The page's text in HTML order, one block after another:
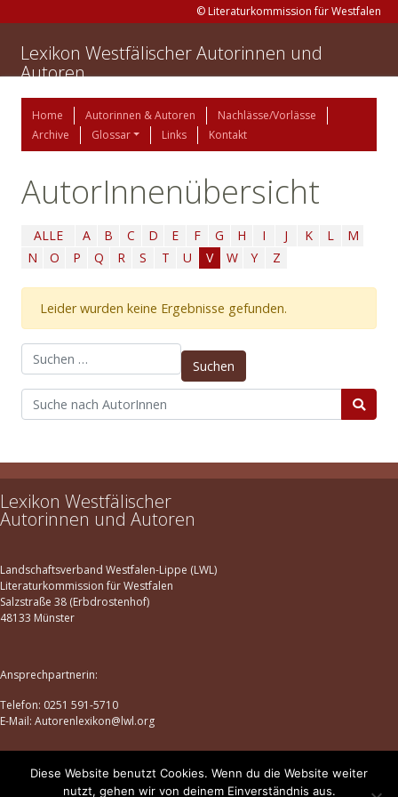
© Literaturkommission für Westfalen
Lexikon Westfälischer Autorinnen und
Autoren
Home Autorinnen & Autoren
Nachlässe/Vorlässe
Archive
Glossar Links Kontakt
AutorInnenübersicht
ALLE A B C D E F G H I J K L
M
N
O P Q R S T U V W Y Z
Leider wurden keine Ergebnisse gefunden.
Suchen nach:
Lexikon Westfälischer
Autorinnen und Autoren
Landschaftsverband Westfalen-Lippe (LWL)
Literaturkommission für Westfalen
Salzstraße 38 (Erbdrostenhof)
48133 Münster
Ansprechpartnerin:
Telefon: 0251 591-5710
E-Mail: Autorenlexikon@lwl.org
Datenschutz |Impressum
Diese Website benutzt Cookies. Wenn du die Website weiter
nutzt, gehen wir von deinem Einverständnis aus.